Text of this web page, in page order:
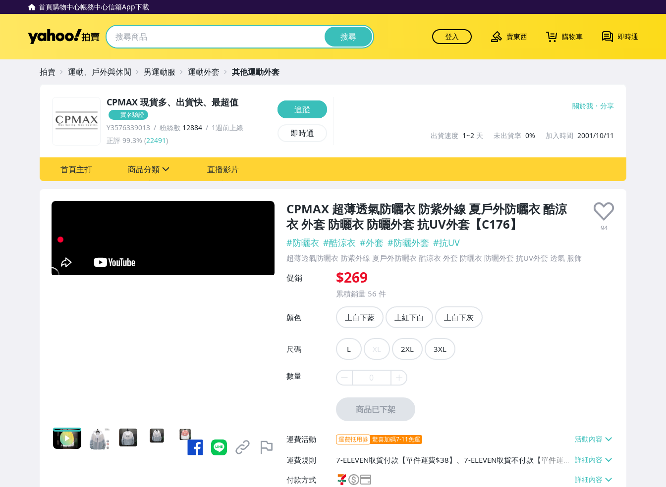
首頁購物中心帳務中心信箱App下載
Yahoo拍賣 搜尋 登入 賣東西 購物車 即時通
CPMAX 超薄透氣防曬衣 防紫外線 夏戶外防曬衣 酷涼
衣 外套 防曬衣 防曬外套 抗UV外套【C176】
94
#防曬衣 #酷涼衣 #外套 #防曬外套 #抗UV
超薄透氣防曬衣 防紫外線 夏戶外防曬衣 酷涼衣 外套 防曬衣 防曬外套 抗UV外套 透氣 服飾
促銷 $269
累積銷量 56 件
顏色 上白下藍 上紅下白 上白下灰
尺碼 L XL 2XL 3XL
數量
商品已下架
運費活動 運費抵用券 驚喜加碼7-11免運
運費規則
7-ELEVEN取貨付款【單件運費$38】、7-ELEVEN取貨不付款【單件運費
$38】、宅配/貨運【單件運費$150】
付款方式
CPMAX 現貨多、出貨快、最超值
實名驗證
Y3576339013 粉絲數 12884
1週前上線
正評 99.3% (22491)
追蹤
即時通
關於我 分享
出貨速度 1~2 天 未出貨率 0% 加入時間 2001/10/11
首頁主打 商品分類
電腦、平板與周邊
女裝與服飾配件
手錶與飾品配件
直播影片
拍賣 運動、戶外與休閒 男運動服 運動外套 其他運動外套